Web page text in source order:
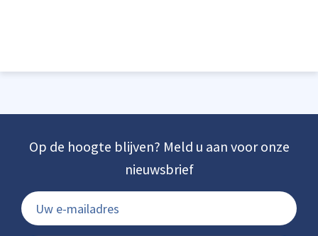
Op de hoogte blijven? Meld u aan voor onze
nieuwsbrief